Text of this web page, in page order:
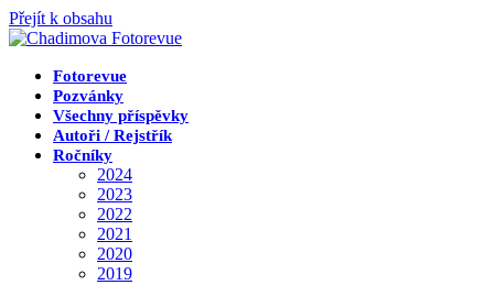
Přejít k obsahu
Fotorevue
Pozvánky
Všechny příspěvky
Autoři / Rejstřík
Ročníky
2024
2023
2022
2021
2020
2019